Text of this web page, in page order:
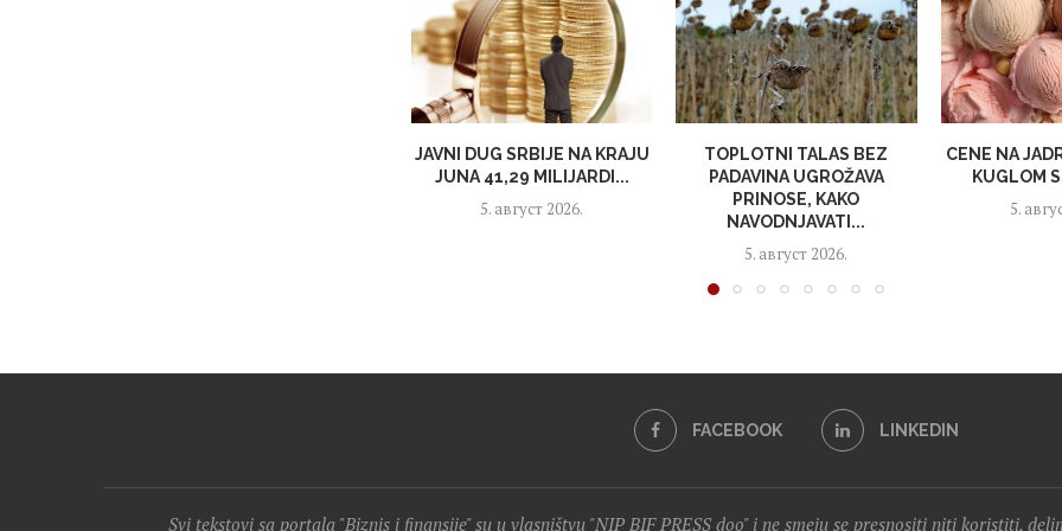
JAVNI DUG SRBIJE NA KRAJU
JUNA 41,29 MILIJARDI...
5. август 2026.
TOPLOTNI TALAS BEZ
PADAVINA UGROŽAVA
PRINOSE, KAKO
NAVODNJAVATI...
5. август 2026.
CENE NA
KUGLOM
5.
FACEBOOK LINKEDIN
Svi tekstovi sa portala "Biznis i finansije" su u vlasništvu "NIP BIF PRESS doo" i ne smeju se presnositi niti koristiti,